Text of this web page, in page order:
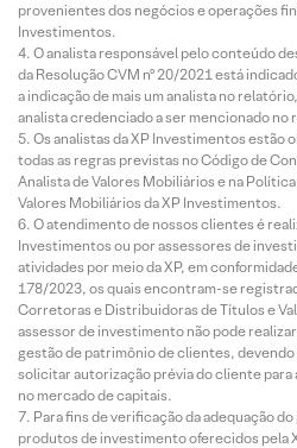
provenientes dos negócios e operações
Investimentos.
O analista responsável pelo conteúdo
da Resolução CVM nº 20/2021 está
a indicação de mais um analista no
analista credenciado a ser mencionado no
Os analistas da XP Investimentos estão
todas as regras previstas no Código de
Analista de Valores Mobiliários e na
Valores Mobiliários da XP Investimentos.
O atendimento de nossos clientes é
Investimentos ou por assessores de
atividades por meio da XP, em
178/2023, os quais encontram-se
Corretoras e Distribuidoras de Títulos e
assessor de investimento não pode
gestão de patrimônio de clientes,
solicitar autorização prévia do cliente para
no mercado de capitais.
Para fins de verificação da adequação
produtos de investimento oferecidos pela